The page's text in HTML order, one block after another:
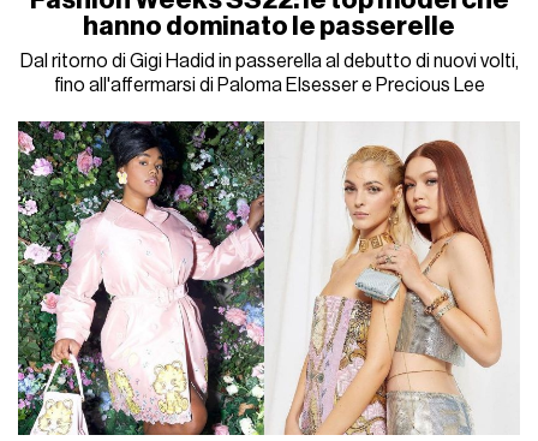
hanno dominato le passerelle
Dal ritorno di Gigi Hadid in passerella al debutto di nuovi volti,
fino all'affermarsi di Paloma Elsesser e Precious Lee